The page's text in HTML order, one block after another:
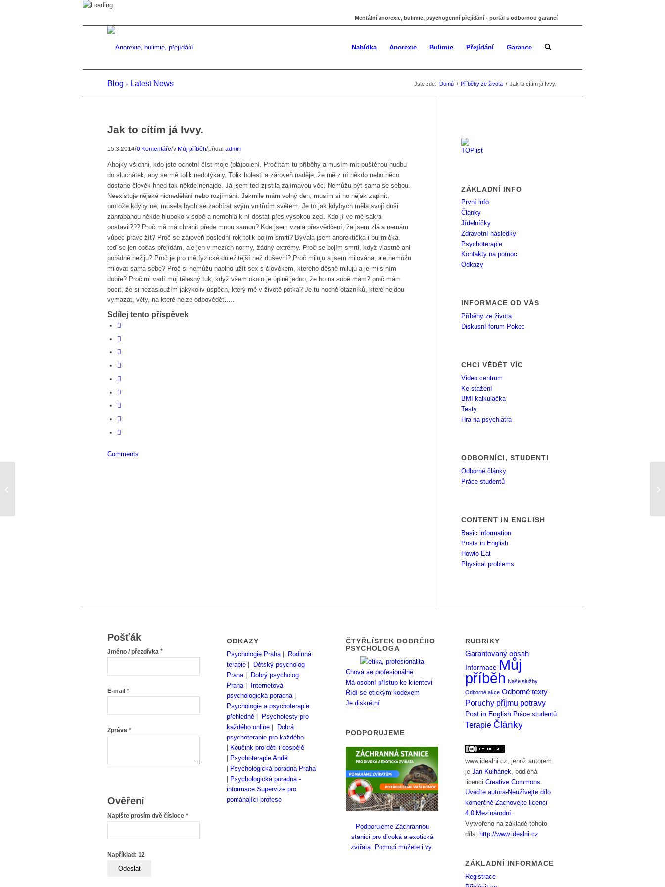
Mentální anorexie, bulimie, psychogenní přejídání - portál s odbornou garancí
Nabídka Anorexie Bulimie Přejídání Garance
Blog - Latest News Jste zde: Domů / Příběhy ze života / Jak to cítím já Ivvy.
Jak to cítím já Ivvy.
15.3.2014/0 Komentáře/v Můj příběh/přidal admin
Ahojky všichni, kdo jste ochotní číst moje (blá)bolení. Pročítám tu příběhy a musím mít puštěnou hudbu
do sluchátek, aby se mě tolik nedotýkaly. Tolik bolesti a zároveň naděje, že mě z ní někdo nebo něco
dostane člověk hned tak někde nenajde. Já jsem teď zjistila zajímavou věc. Nemůžu být sama se sebou.
Neexistuje nějaké nicnedělání nebo rozjímání. Jakmile mám volný den, musím si ho nějak zaplnit,
protože kdyby ne, musela bych se zaobírat svým vnitřním světem. Je to jak kdybych měla svojí duši
zahrabanou někde hluboko v sobě a nemohla k ní dostat přes vysokou zeď. Kdo jí ve mě sakra
postavil??? Proč mě má chránit přede mnou samou? Kde jsem vzala přesvědčení, že jsem zlá a nemám
vůbec právo žít? Proč se zároveň poslední rok tolik bojím smrti? Bývala jsem anorektička i bulimička,
teď se jen občas přejídám, ale jen v mezích normy, žádný extrémy. Proč se bojím smrti, když vlastně ani
pořádně nežiju? Proč je pro mě fyzické důležitější než duševní? Proč miluju a jsem milována, ale nemůžu
milovat sama sebe? Proč si nemůžu naplno užít sex s člověkem, kterého děsně miluju a je mi s ním
dobře? Proč mi vadí můj tělesný tuk, když všem okolo je úplně jedno, že ho na sobě mám? proč mám
pocit, že si nezasloužím jakýkoliv úspěch, který mě v životě potká? Je tu hodně otazníků, které nejdou
vymazat, věty, na které nelze odpovědět…..
Sdílej tento příspěvek
Comments
ZÁKLADNÍ INFO
První info
Články
Jídelníčky
Zdravotní následky
Psychoterapie
Kontakty na pomoc
Odkazy
INFORMACE OD VÁS
Příběhy ze života
Diskusní forum Pokec
CHCI VĚDĚT VÍC
Video centrum
Ke stažení
BMI kalkulačka
Testy
Hra na psychiatra
ODBORNÍCI, STUDENTI
Odborné články
Práce studentů
CONTENT IN ENGLISH
Basic information
Posts in English
Howto Eat
Physical problems
Pošťák
Jméno / přezdívka *
E-mail *
Zpráva *
Ověření
Napište prosím dvě čísloce *
Například: 12
ODKAZY
Psychologie Praha|
Rodinná
terapie
Dětský psycholog
Praha|
Dobrý psycholog
Praha|
Internetová
psychologická poradna|
Psychologie a psychoterapie
přehledně
Psychotesty pro
každého online
Dobrá
psychoterapie pro každého
Koučink pro děti i dospělé
Psychoterapie Anděl
Psychologická poradna Praha
Psychologická poradna -
informace Supervize pro
pomáhající profese
ČTYŘLÍSTEK DOBRÉHO
PSYCHOLOGA
Chová se profesionálně
Má osobní přístup ke klientovi
Řídí se etickým kodexem
Je diskrétní
PODPORUJEME
Podporujeme Záchrannou
stanici pro divoká a exotická
zvířata. Pomoci můžete i vy.
RUBRIKY
Garantovaný obsah
Informace Můj
příběh Naše služby
Odborné akce Odborné texty
Poruchy příjmu potravy
Post in English Práce studentů
Terapie Články
www.idealni.cz, jehož autorem
jeJan Kulhánek, podléhá
licenciCreative Commons
Uveďte autora-Neužívejte dílo
komerčně-Zachovejte licenci
4.0 Mezinárodní .
Vytvořeno na základě tohoto
díla: http://www.idealni.cz
ZÁKLADNÍ INFORMACE
Registrace